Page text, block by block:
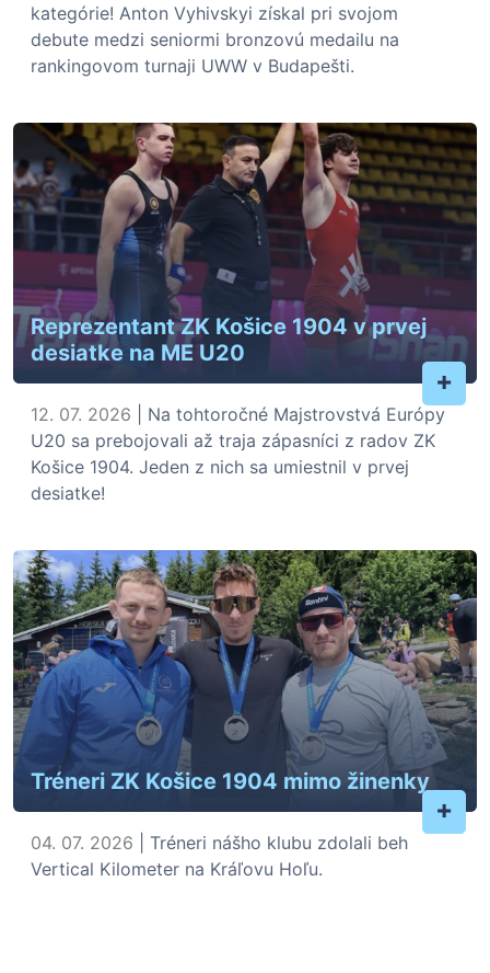
kategórie! Anton Vyhivskyi získal pri svojom
debute medzi seniormi bronzovú medailu na
rankingovom turnaji UWW v Budapešti.
Reprezentant ZK Košice 1904 v prvej
desiatke na ME U20
+
12. 07. 2026 | Na tohtoročné Majstrovstvá Európy
U20 sa prebojovali až traja zápasníci z radov ZK
Košice 1904. Jeden z nich sa umiestnil v prvej
desiatke!
Tréneri ZK Košice 1904 mimo žinenky
+
04. 07. 2026 | Tréneri nášho klubu zdolali beh
Vertical Kilometer na Kráľovu Hoľu.